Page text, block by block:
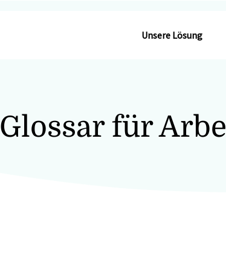
Unsere Lösung
Glossar für